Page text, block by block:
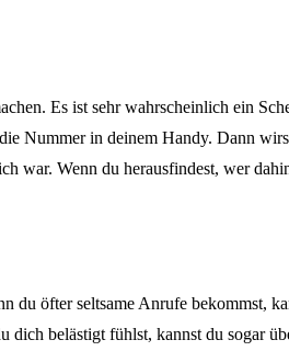
Es ist sehr wahrscheinlich ein
Nummer in deinem Handy. Dann
war. Wenn du herausfindest, wer
du öfter seltsame Anrufe bekommst,
belästigt fühlst, kannst du sogar